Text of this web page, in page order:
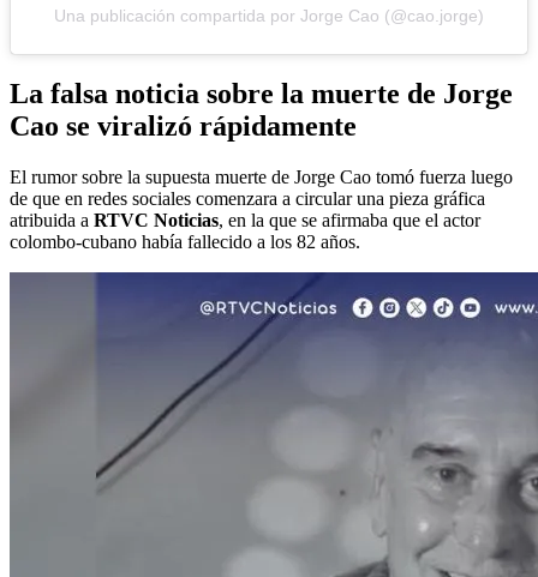
Una publicación compartida por Jorge Cao (@cao.jorge)
La falsa noticia sobre la muerte de Jorge
Cao se viralizó rápidamente
El rumor sobre la supuesta muerte de Jorge Cao tomó fuerza luego
de que en redes sociales comenzara a circular una pieza gráfica
atribuida a RTVC Noticias, en la que se afirmaba que el actor
colombo-cubano había fallecido a los 82 años.